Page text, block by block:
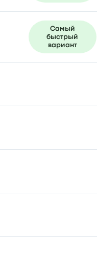
Самый
быстрый
вариант